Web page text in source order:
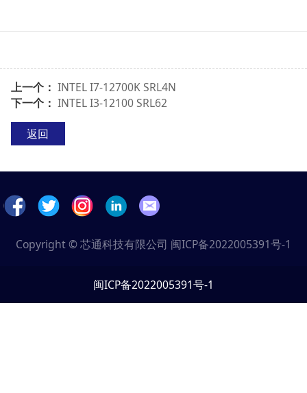
上一个： INTEL I7-12700K SRL4N
下一个： INTEL I3-12100 SRL62
返回
Copyright © 芯通科技有限公司 闽ICP备2022005391号-1
闽ICP备2022005391号-1